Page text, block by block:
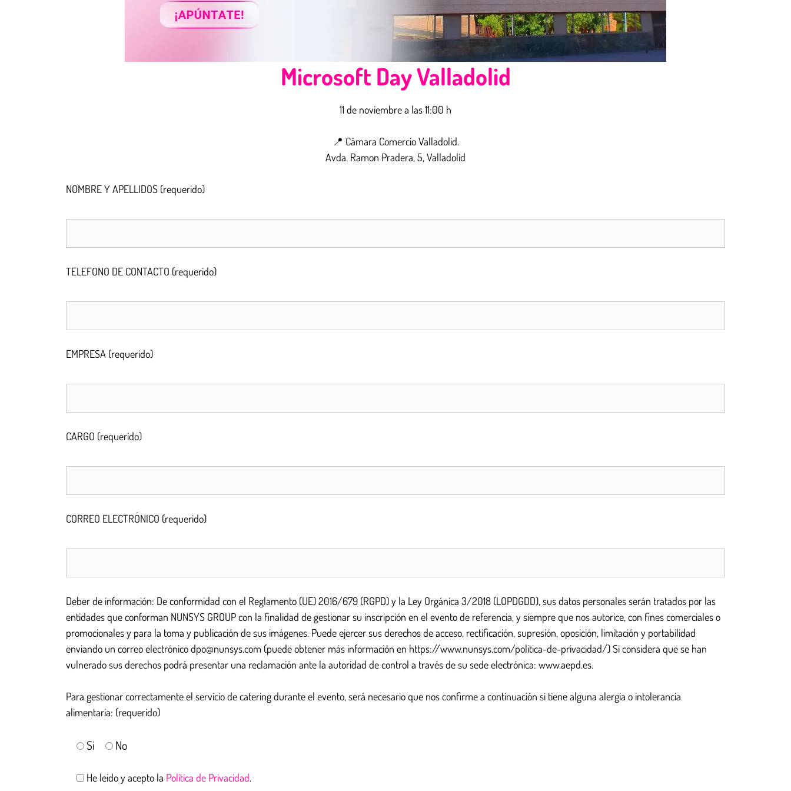
Microsoft Day Valladolid
11 de noviembre a las 11:00 h
📍 Cámara Comercio Valladolid.
Avda. Ramon Pradera, 5, Valladolid
NOMBRE Y APELLIDOS (requerido)
TELEFONO DE CONTACTO (requerido)
EMPRESA (requerido)
CARGO (requerido)
CORREO ELECTRÓNICO (requerido)
Deber de información: De conformidad con el Reglamento (UE) 2016/679 (RGPD) y la Ley Orgánica 3/2018 (LOPDGDD), sus datos personales serán tratados por las
entidades que conforman NUNSYS GROUP con la finalidad de gestionar su inscripción en el evento de referencia, y siempre que nos autorice, con fines comerciales o
promocionales y para la toma y publicación de sus imágenes. Puede ejercer sus derechos de acceso, rectificación, supresión, oposición, limitación y portabilidad
enviando un correo electrónico dpo@nunsys.com (puede obtener más información en https://www.nunsys.com/politica-de-privacidad/) Si considera que se han
vulnerado sus derechos podrá presentar una reclamación ante la autoridad de control a través de su sede electrónica: www.aepd.es.
Para gestionar correctamente el servicio de catering durante el evento, será necesario que nos confirme a continuación si tiene alguna alergia o intolerancia
alimentaria: (requerido)
Si No
He leído y acepto la Política de Privacidad.